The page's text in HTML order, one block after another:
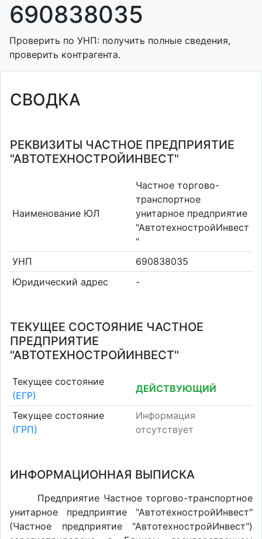
690838035
Проверить по УНП: получить полные сведения,
проверить контрагента.
СВОДКА
РЕКВИЗИТЫ ЧАСТНОЕ ПРЕДПРИЯТИЕ
"АВТОТЕХНОСТРОЙИНВЕСТ"
Наименование ЮЛ
Частное торгово-
транспортное
унитарное предприятие
"АвтотехностройИнвест
"
УНП
690838035
Юридический адрес
-
ТЕКУЩЕЕ СОСТОЯНИЕ ЧАСТНОЕ
ПРЕДПРИЯТИЕ
"АВТОТЕХНОСТРОЙИНВЕСТ"
Текущее состояние
(ЕГР)
ДЕЙСТВУЮЩИЙ
Текущее состояние
(ГРП)
Информация
отсутствует
ИНФОРМАЦИОННАЯ ВЫПИСКА
Предприятие Частное торгово-транспортное
унитарное предприятие "АвтотехностройИнвест"
(Частное предприятие "АвтотехностройИнвест")